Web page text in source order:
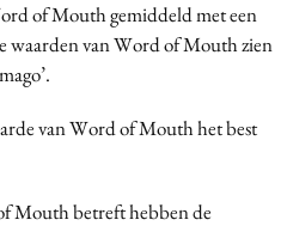
of Mouth gemiddeld met een
waarden van Word of Mouth zien
van Word of Mouth het best
Mouth betreft hebben de